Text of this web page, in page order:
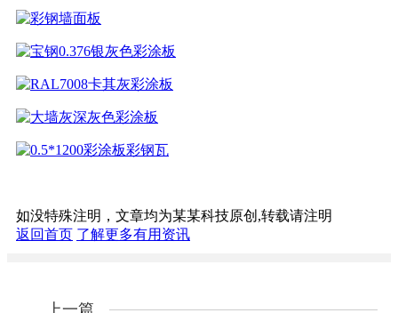
如没特殊注明，文章均为某某科技原创,转载请注明
返回首页 了解更多有用资讯
上一篇